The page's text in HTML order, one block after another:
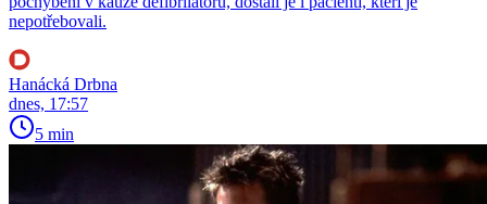
nepotřebovali.
Hanácká Drbna
dnes, 17:57
5 min